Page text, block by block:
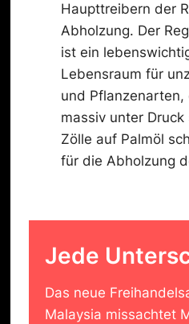
Haupttreibern der
Abholzung. Der
ist ein
Lebensraum für
und
massiv unter
Zölle auf Palmöl
für die Abholzung
Jede
Das neue
Malaysia missachtet